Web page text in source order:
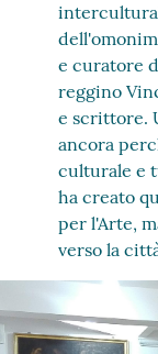
e curatore
reggino
e scrittore.
ancora
culturale e
ha creato
per l'Arte,
verso la